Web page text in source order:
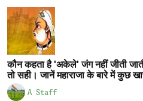
कौन कहता है 'अकेले' जंग नहीं जीती
तो सही। जानें महाराजा के बारे में कुछ
A Staff